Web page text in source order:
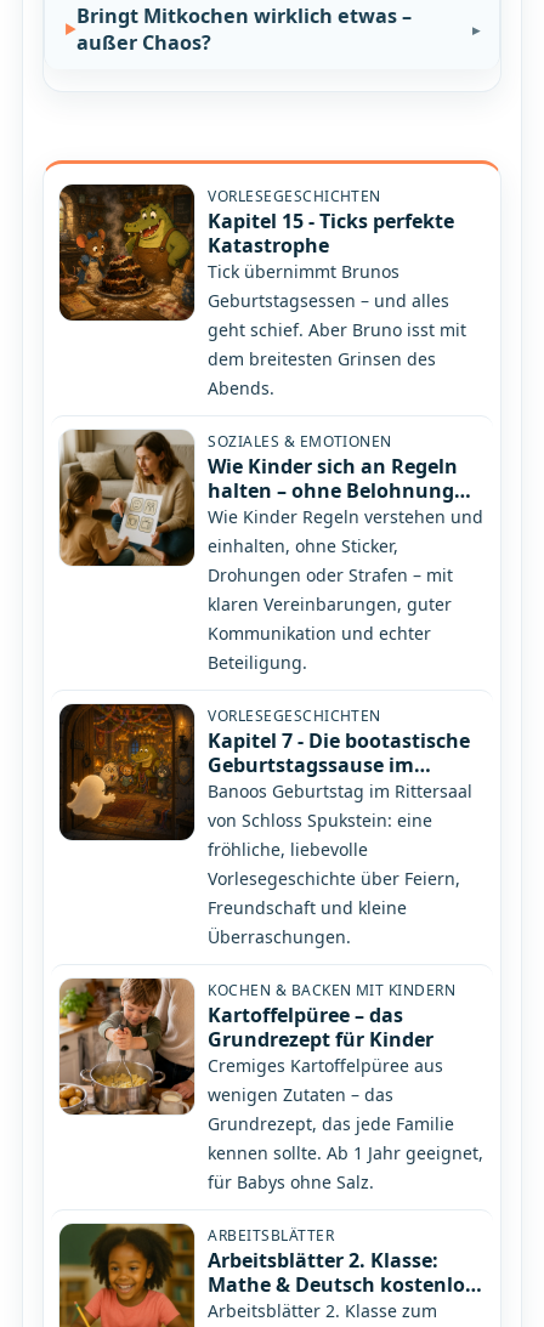
Bringt Mitkochen wirklich etwas –
außer Chaos?
VORLESEGESCHICHTEN
Kapitel 15 - Ticks perfekte
Katastrophe
Tick übernimmt Brunos
Geburtstagsessen – und alles
geht schief. Aber Bruno isst mit
dem breitesten Grinsen des
Abends.
SOZIALES & EMOTIONEN
Wie Kinder sich an Regeln
halten – ohne Belohnung
oder Bestrafung
Wie Kinder Regeln verstehen und
einhalten, ohne Sticker,
Drohungen oder Strafen – mit
klaren Vereinbarungen, guter
Kommunikation und echter
Beteiligung.
VORLESEGESCHICHTEN
Kapitel 7 - Die bootastische
Geburtstagssause im
Rittersaal
Banoos Geburtstag im Rittersaal
von Schloss Spukstein: eine
fröhliche, liebevolle
Vorlesegeschichte über Feiern,
Freundschaft und kleine
Überraschungen.
KOCHEN & BACKEN MIT KINDERN
Kartoffelpüree – das
Grundrezept für Kinder
Cremiges Kartoffelpüree aus
wenigen Zutaten – das
Grundrezept, das jede Familie
kennen sollte. Ab 1 Jahr geeignet,
für Babys ohne Salz.
ARBEITSBLÄTTER
Arbeitsblätter 2. Klasse:
Mathe & Deutsch kostenlos
zum Ausdrucken
Arbeitsblätter 2. Klasse zum